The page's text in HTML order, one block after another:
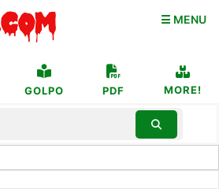
☰ MENU
GOLPO PDF MORE!